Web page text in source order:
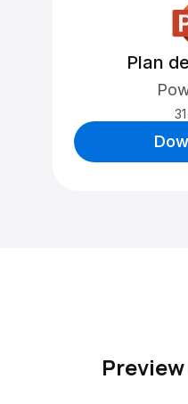
Plan